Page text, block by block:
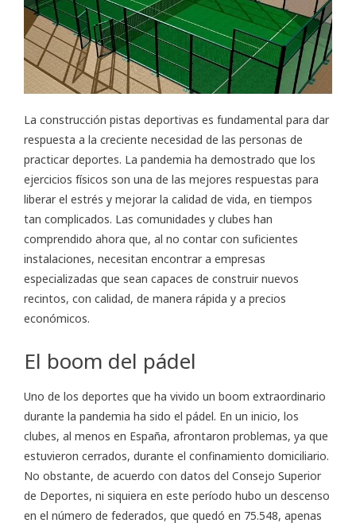
La construcción pistas deportivas es fundamental para dar
respuesta a la creciente necesidad de las personas de
practicar deportes. La pandemia ha demostrado que los
ejercicios físicos son una de las mejores respuestas para
liberar el estrés y mejorar la calidad de vida, en tiempos
tan complicados. Las comunidades y clubes han
comprendido ahora que, al no contar con suficientes
instalaciones, necesitan encontrar a empresas
especializadas que sean capaces de construir nuevos
recintos, con calidad, de manera rápida y a precios
económicos.
El boom del pádel
Uno de los deportes que ha vivido un boom extraordinario
durante la pandemia ha sido el pádel. En un inicio, los
clubes, al menos en España, afrontaron problemas, ya que
estuvieron cerrados, durante el confinamiento domiciliario.
No obstante, de acuerdo con datos del Consejo Superior
de Deportes, ni siquiera en este período hubo un descenso
en el número de federados, que quedó en 75.548, apenas